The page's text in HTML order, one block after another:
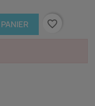
favorite_border